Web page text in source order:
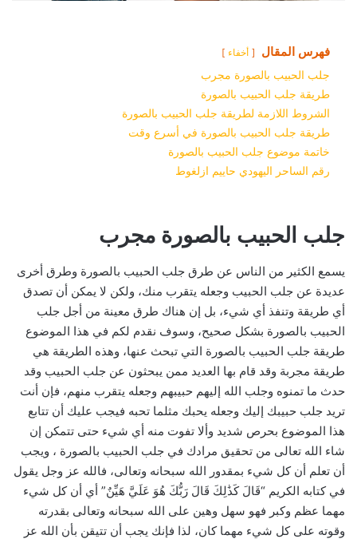
فهرس المقال أخفاء
جلب الحبيب بالصورة مجرب
طريقة جلب الحبيب بالصورة
الشروط اللازمة لطريقة جلب الحبيب بالصورة
طريقة جلب الحبيب بالصورة في أسرع وقت
خاتمة موضوع جلب الحبيب بالصورة
رقم الساحر اليهودي حاييم ازلغوط
جلب الحبيب بالصورة مجرب
يسمع الكثير من الناس عن طرق جلب الحبيب بالصورة وطرق أخرى
عديدة عن جلب الحبيب وجعله يتقرب منك، ولكن لا يمكن أن تصدق
أي طريقة وتنفذ أي شيء، بل إن هناك طرق معينة من أجل جلب
الحبيب بالصورة بشكل صحيح، وسوف نقدم لكم في هذا الموضوع
طريقة جلب الحبيب بالصورة التي تبحث عنها، وهذه الطريقة هي
طريقة مجربة وقد قام بها العديد ممن يبحثون عن جلب الحبيب وقد
حدث ما تمنوه وجلب الله إليهم حبيبهم وجعله يتقرب منهم، فإن أنت
تريد جلب حبيبك إليك وجعله يحبك مثلما تحبه فيجب عليك أن تتابع
هذا الموضوع بحرص شديد وألا تفوت منه أي شيء حتى تتمكن إن
شاء الله تعالى من تحقيق مرادك في جلب الحبيب بالصورة ، ويجب
أن تعلم أن كل شيء بمقدور الله سبحانه وتعالى، فالله عز وجل يقول
في كتابه الكريم “قَالَ كَذَٰلِكَ قَالَ رَبُّكَ هُوَ عَلَيَّ هَيِّنٌ” أي أن كل شيء
مهما عظم وكبر فهو سهل وهين على الله سبحانه وتعالى بقدرته
وقوته على كل شيء مهما كان، لذا فإنك يجب أن تتيقن بأن الله عز